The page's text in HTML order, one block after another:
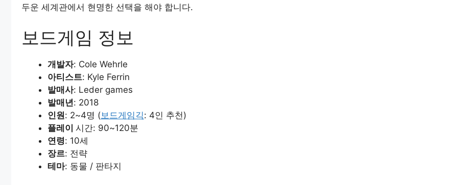
두운 세계관에서 현명한 선택을 해야 합니다.
보드게임 정보
개발자: Cole Wehrle
아티스트: Kyle Ferrin
발매사: Leder games
발매년: 2018
인원: 2~4명 (보드게임긱: 4인 추천)
플레이 시간: 90~120분
연령: 10세
장르: 전략
테마: 동물 / 판타지